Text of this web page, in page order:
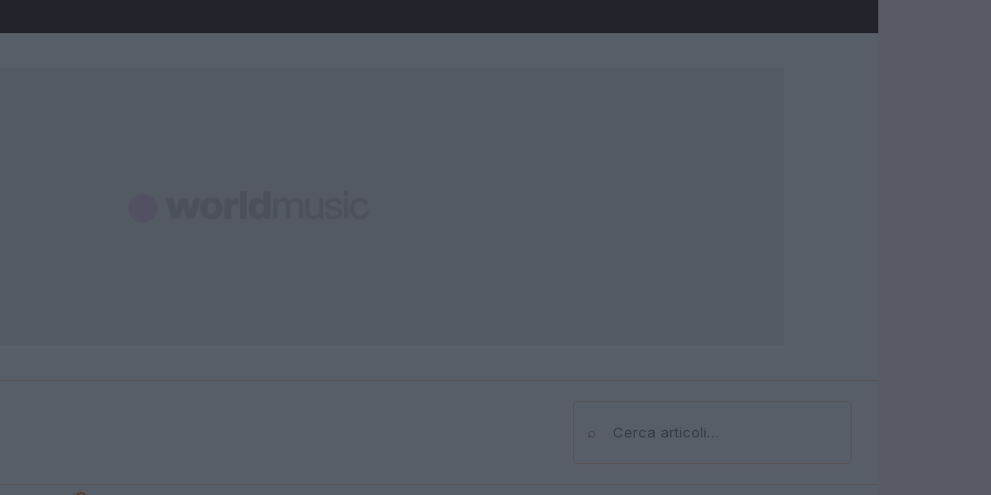
⌕Cerca